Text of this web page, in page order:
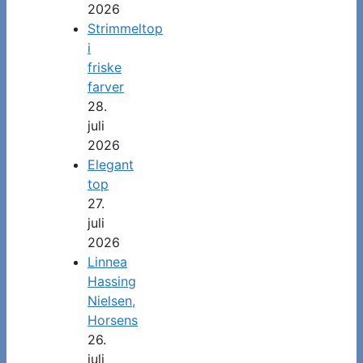
2026
Strimmeltop
i
friske
farver
28.
juli
2026
Elegant
top
27.
juli
2026
Linnea
Hassing
Nielsen,
Horsens
26.
juli